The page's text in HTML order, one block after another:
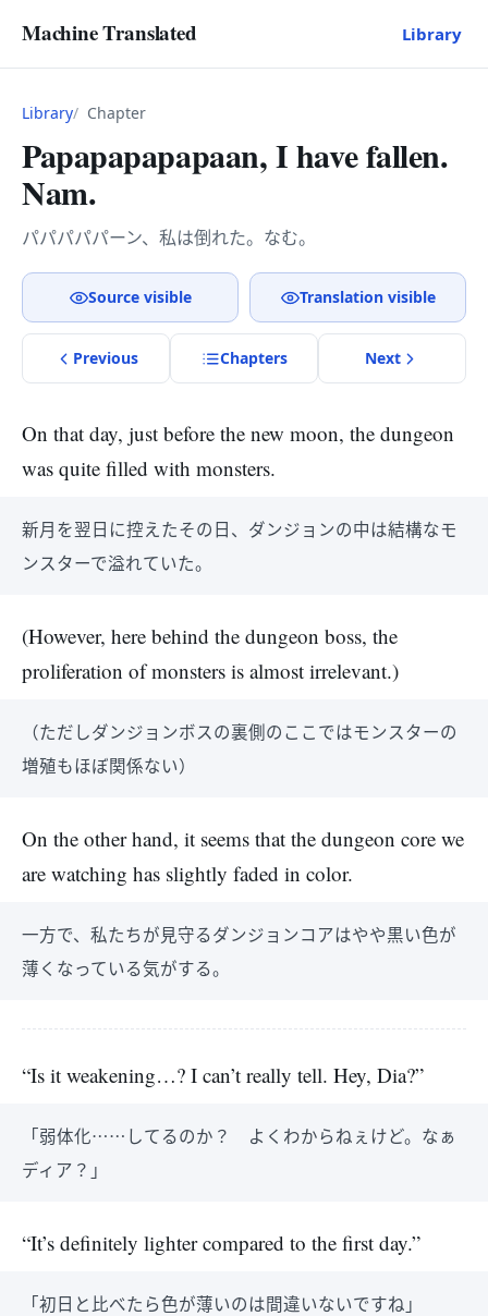
Machine Translated Library
Library Chapter
Papapapapapaan, I have fallen.
Nam.
パパパパパーン、私は倒れた。なむ。
Source visible Translation visible
Previous Chapters Next
On that day, just before the new moon, the dungeon
was quite filled with monsters.
新月を翌日に控えたその日、ダンジョンの中は結構なモ
ンスターで溢れていた。
(However, here behind the dungeon boss, the
proliferation of monsters is almost irrelevant.)
（ただしダンジョンボスの裏側のここではモンスターの
増殖もほぼ関係ない）
On the other hand, it seems that the dungeon core we
are watching has slightly faded in color.
一方で、私たちが見守るダンジョンコアはやや黒い色が
薄くなっている気がする。
“Is it weakening…? I can’t really tell. Hey, Dia?”
「弱体化……してるのか？ よくわからねぇけど。なぁ
ディア？」
“It’s definitely lighter compared to the first day.”
「初日と比べたら色が薄いのは間違いないですね」